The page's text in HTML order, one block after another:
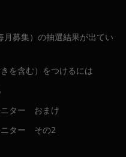
募集）の抽選結果が出てい
を含む）をつけるには
ニター おまけ
ニター その2